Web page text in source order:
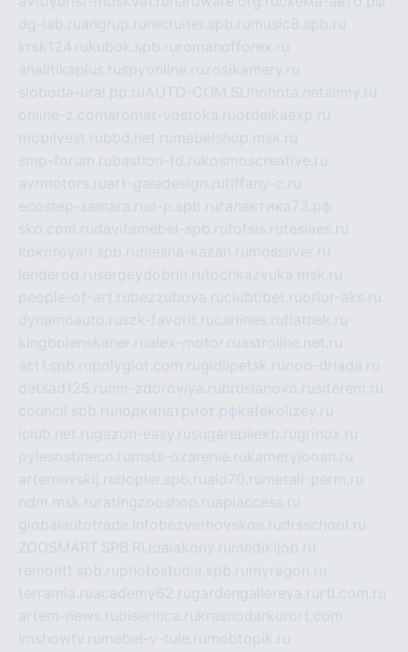
dg-lab.ruangrup.ru recruiter.spb.ru music8.spb.ru
krsk124.rukubok.spb.ru romanofforex.ru
analitikaplus.ruspyonline.ruzosikamery.ru
sloboda-ural.pp.ruAUTO-COM.SU hohota.netalimy.ru
online-z.comaromat-vostoka.ruotdelkaexp.ru
mobilvest.rubbd.net.ru mebelshop.msk.ru
smp-forum.rubastion-td.rukosmoscreative.ru
avrmotors.ruart-galadesign.rutiffany-c.ru
ecostep-samara.rud-p.spb.ru галактика73.рф
sko.com.rudavitamebel-spb.rufotsis.rutesiaes.ru
kokoroyari.spb.rublesna-kazan.ru mossilver.ru
lenderoq.rusergeydobrin.rutochkazvuka.msk.ru
people-of-art.rubezzubova.ruclubtibet.ruorior-aks.ru
dynamoauto.ruszk-favorit.rucarlines.ruflatnsk.ru
kingbolenskaner.rualex-motor.ruastroline.net.ru
act1.spb.rupolyglot.com.rugidlipetsk.ruooo-driada.ru
detsad125.ru mir-zdoroviya.rubruslanovo.rusiterem.ru
council.spb.ruлодкипатриот.рфkafekolizey.ru
iclub.net.rugazon-easy.rusugarepilekb.rugrinox.ru
pylesostineco.ru msts-ozarenie.rukameryjooan.ru
artemovskij.rudopler.spb.ruaid70.ru metall-perm.ru
ndm.msk.ru ratingzooshop.ruapiaccess.ru
globalautotrade.info bezverhovskoe.rudrsschool.ru
ZOOSMART.SPB.RUdalakony.ru medikijob.ru
remontt.spb.ruphotostudia.spb.ru myragon.ru
terramia.ruacademy62.rugardengallereya.ru rti.com.ru
artem-news.rubiserinca.rukrasnodarkurort.com
imshowtv.ru mebel-v-tule.ru mobtopik.ru